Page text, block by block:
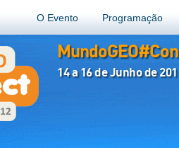
O Evento Programação
14 a 16 de Junho de